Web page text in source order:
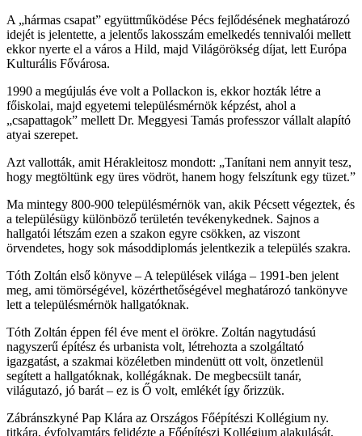
A „hármas csapat” együttműködése Pécs fejlődésének meghatározó
idejét is jelentette, a jelentős lakosszám emelkedés tennivalói mellett
ekkor nyerte el a város a Hild, majd Világörökség díjat, lett Európa
Kulturális Fővárosa.
1990 a megújulás éve volt a Pollackon is, ekkor hozták létre a
főiskolai, majd egyetemi településmérnök képzést, ahol a
„csapattagok” mellett Dr. Meggyesi Tamás professzor vállalt alapító
atyai szerepet.
Azt vallották, amit Hérakleitosz mondott: „Tanítani nem annyit tesz,
hogy megtöltünk egy üres vödröt, hanem hogy felszítunk egy tüzet.”
Ma mintegy 800-900 településmérnök van, akik Pécsett végeztek, és
a településügy különböző területén tevékenykednek. Sajnos a
hallgatói létszám ezen a szakon egyre csökken, az viszont
örvendetes, hogy sok másoddiplomás jelentkezik a település szakra.
Tóth Zoltán első könyve – A települések világa – 1991-ben jelent
meg, ami tömörségével, közérthetőségével meghatározó tankönyve
lett a településmérnök hallgatóknak.
Tóth Zoltán éppen fél éve ment el örökre. Zoltán nagytudású
nagyszerű építész és urbanista volt, létrehozta a szolgáltató
igazgatást, a szakmai közéletben mindenütt ott volt, önzetlenül
segített a hallgatóknak, kollégáknak. De megbecsült tanár,
világutazó, jó barát – ez is Ő volt, emlékét így őrizzük.
Zábránszkyné Pap Klára az Országos Főépítészi Kollégium ny.
titkára, évfolyamtárs felidézte a Főépítészi Kollégium alakulását,